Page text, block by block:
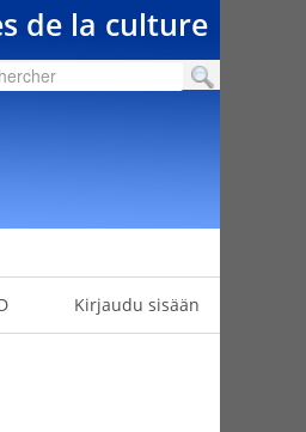
de la culture
Kirjaudu sisään